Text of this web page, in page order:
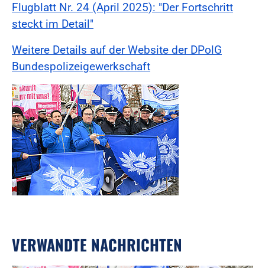
Flugblatt Nr. 24 (April 2025): "Der Fortschritt
steckt im Detail"
Weitere Details auf der Website der DPolG
Bundespolizeigewerkschaft
VERWANDTE NACHRICHTEN